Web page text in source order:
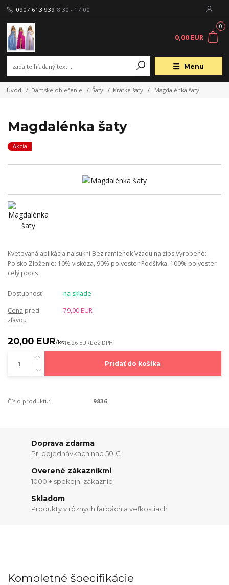
Menu
0907 613 939 8:30 - 17:00
0
0,00 EUR
Úvod Dámske oblečenie Šaty Krátke šaty Magdalénka šaty
Magdalénka šaty
Akcia
Kvetovaná aplikácia na sukni Bez ramienok Vzadu na zips Vyrobené:
Poľsko Zloženie: 10% viskóza, 90% polyester Podšívka: 100% polyester
celý popis
Dostupnosť
na sklade
Cena pred
zľavou
79,00 EUR
20,00 EUR/ks16,26 EURbez DPH
Pridať do košíka
Číslo produktu: 9836
Doprava zdarma
Pri objednávkach nad 50 €
Overené zákazníkmi
1000 + spokojní zákazníci
Skladom
Produkty v rôznych farbách a veľkostiach
Kompletné špecifikácie